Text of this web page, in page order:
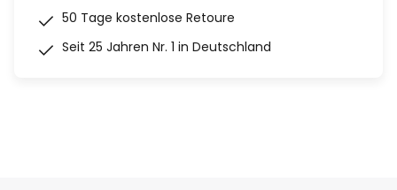
50 Tage kostenlose Retoure
Seit 25 Jahren Nr. 1 in Deutschland